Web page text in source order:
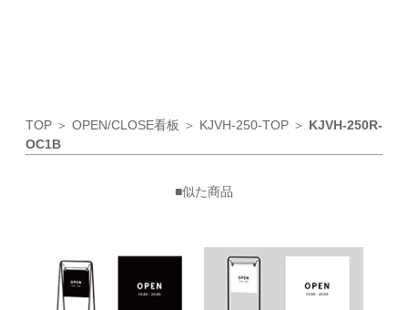
TOP ＞ OPEN/CLOSE看板 ＞ KJVH-250-TOP ＞ KJVH-250R-
OC1B
■似た商品